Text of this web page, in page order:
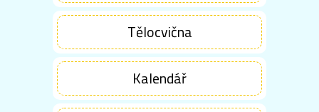
Tělocvična
Kalendář